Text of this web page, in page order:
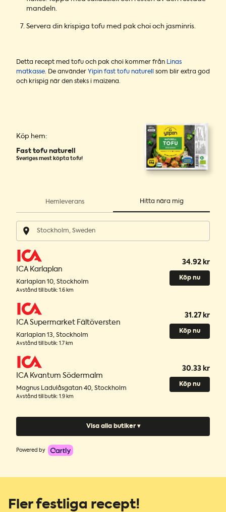
mandeln.
Servera din krispiga tofu med pak choi och jasminris.
Detta recept med tofu och pak choi kommer från Linas
matkasse. De använder Yipin fast tofu naturell
som blir extra god
och krispig när den steks i maizena.
Köp hem:
Fast tofu naturell
Sveriges mest köpta tofu!
Hemleverans Hitta nära mig
ICA Karlaplan
Karlaplan 10, Stockholm
Avstånd till butik: 1.6 km
34.92 kr
Köp nu
ICA Supermarket Fältöversten
Karlaplan 13, Stockholm
Avstånd till butik: 1.7 km
31.27 kr
Köp nu
ICA Kvantum Södermalm
Magnus Ladulåsgatan 40, Stockholm
Avstånd till butik: 1.9 km
30.33 kr
Köp nu
Visa alla butiker ▾
Powered by
Fler festliga recept!